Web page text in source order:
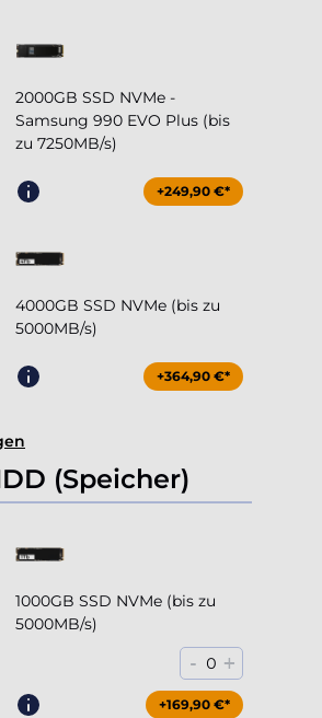
2000GB SSD NVMe -
Samsung 990 EVO Plus (bis
zu 7250MB/s)
+249,90 €*
4000GB SSD NVMe (bis zu
5000MB/s)
+364,90 €*
(Speicher)
1000GB SSD NVMe (bis zu
5000MB/s)
- 0 +
+169,90 €*